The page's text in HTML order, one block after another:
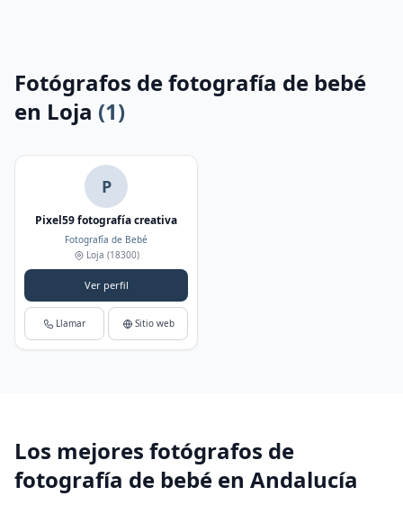
Fotógrafos de fotografía de bebé
en Loja (1)
P
Pixel59 fotografía creativa
Fotografía de Bebé
Loja (18300)
Ver perfil
Llamar Sitio web
Los mejores fotógrafos de
fotografía de bebé en Andalucía